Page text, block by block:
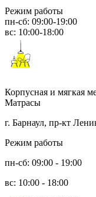
Режим работы
пн-сб: 09:00-19:00
вс: 10:00-18:00
Корпусная и мягкая
Матрасы
г. Барнаул, пр-кт
Режим работы
пн-сб: 09:00 - 19:00
вс: 10:00 - 18:00